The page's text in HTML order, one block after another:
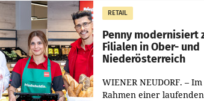
gemacht und die
Markterwartung deutlich
übertroffen.
RETAIL
Penny modernisiert
Filialen in Ober- und
Niederösterreich
WIENER NEUDORF. – Im
Rahmen einer laufenden